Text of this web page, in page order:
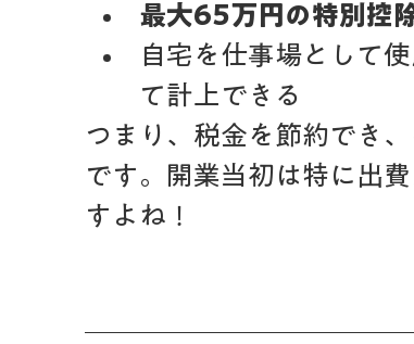
最大65万円の特別控
自宅を仕事場として
て計上できる
つまり、税金を節約でき
です。開業当初は特に出
すよね！